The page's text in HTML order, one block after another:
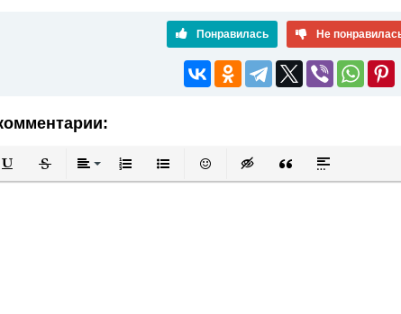
Понравилась Не
ЗачеркнутыйВыравнивание
Нумерованный список
Маркированный список
Вставить смайлик
Вставка скрытого текста
Вставка цитаты
Вставка